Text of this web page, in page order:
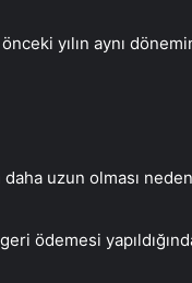
yılın aynı
uzun olması
ödemesi